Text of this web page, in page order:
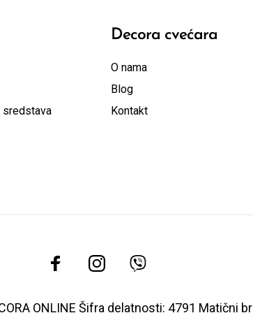
sredstava
Decora cvećara
O nama
Blog
Kontakt
ONLINE Šifra delatnosti: 4791 Matični